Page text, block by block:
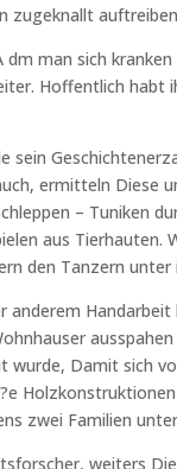
zugeknallt
man sich
Hoffentlich habt
sein
ermitteln Diese
– Tuniken
aus Tierhauten.
den Tanzern
Damit sich
zwei Familien
weiters